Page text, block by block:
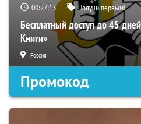
00:27:12 Получи первым!
Бесплатный доступ до 45
Книги»
Россия
Промокод